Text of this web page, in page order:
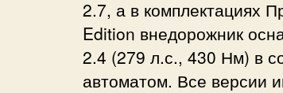
2.7, а в комплектациях
Edition внедорожник
2.4 (279 л.с., 430 Нм) в
автоматом. Все версии